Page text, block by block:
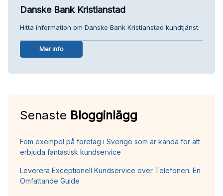
Danske Bank Kristianstad
Hitta information om Danske Bank Kristianstad kundtjänst.
Mer info
Senaste Blogginlägg
Fem exempel på företag i Sverige som är kända för att
erbjuda fantastisk kundservice
Leverera Exceptionell Kundservice över Telefonen: En
Omfattande Guide